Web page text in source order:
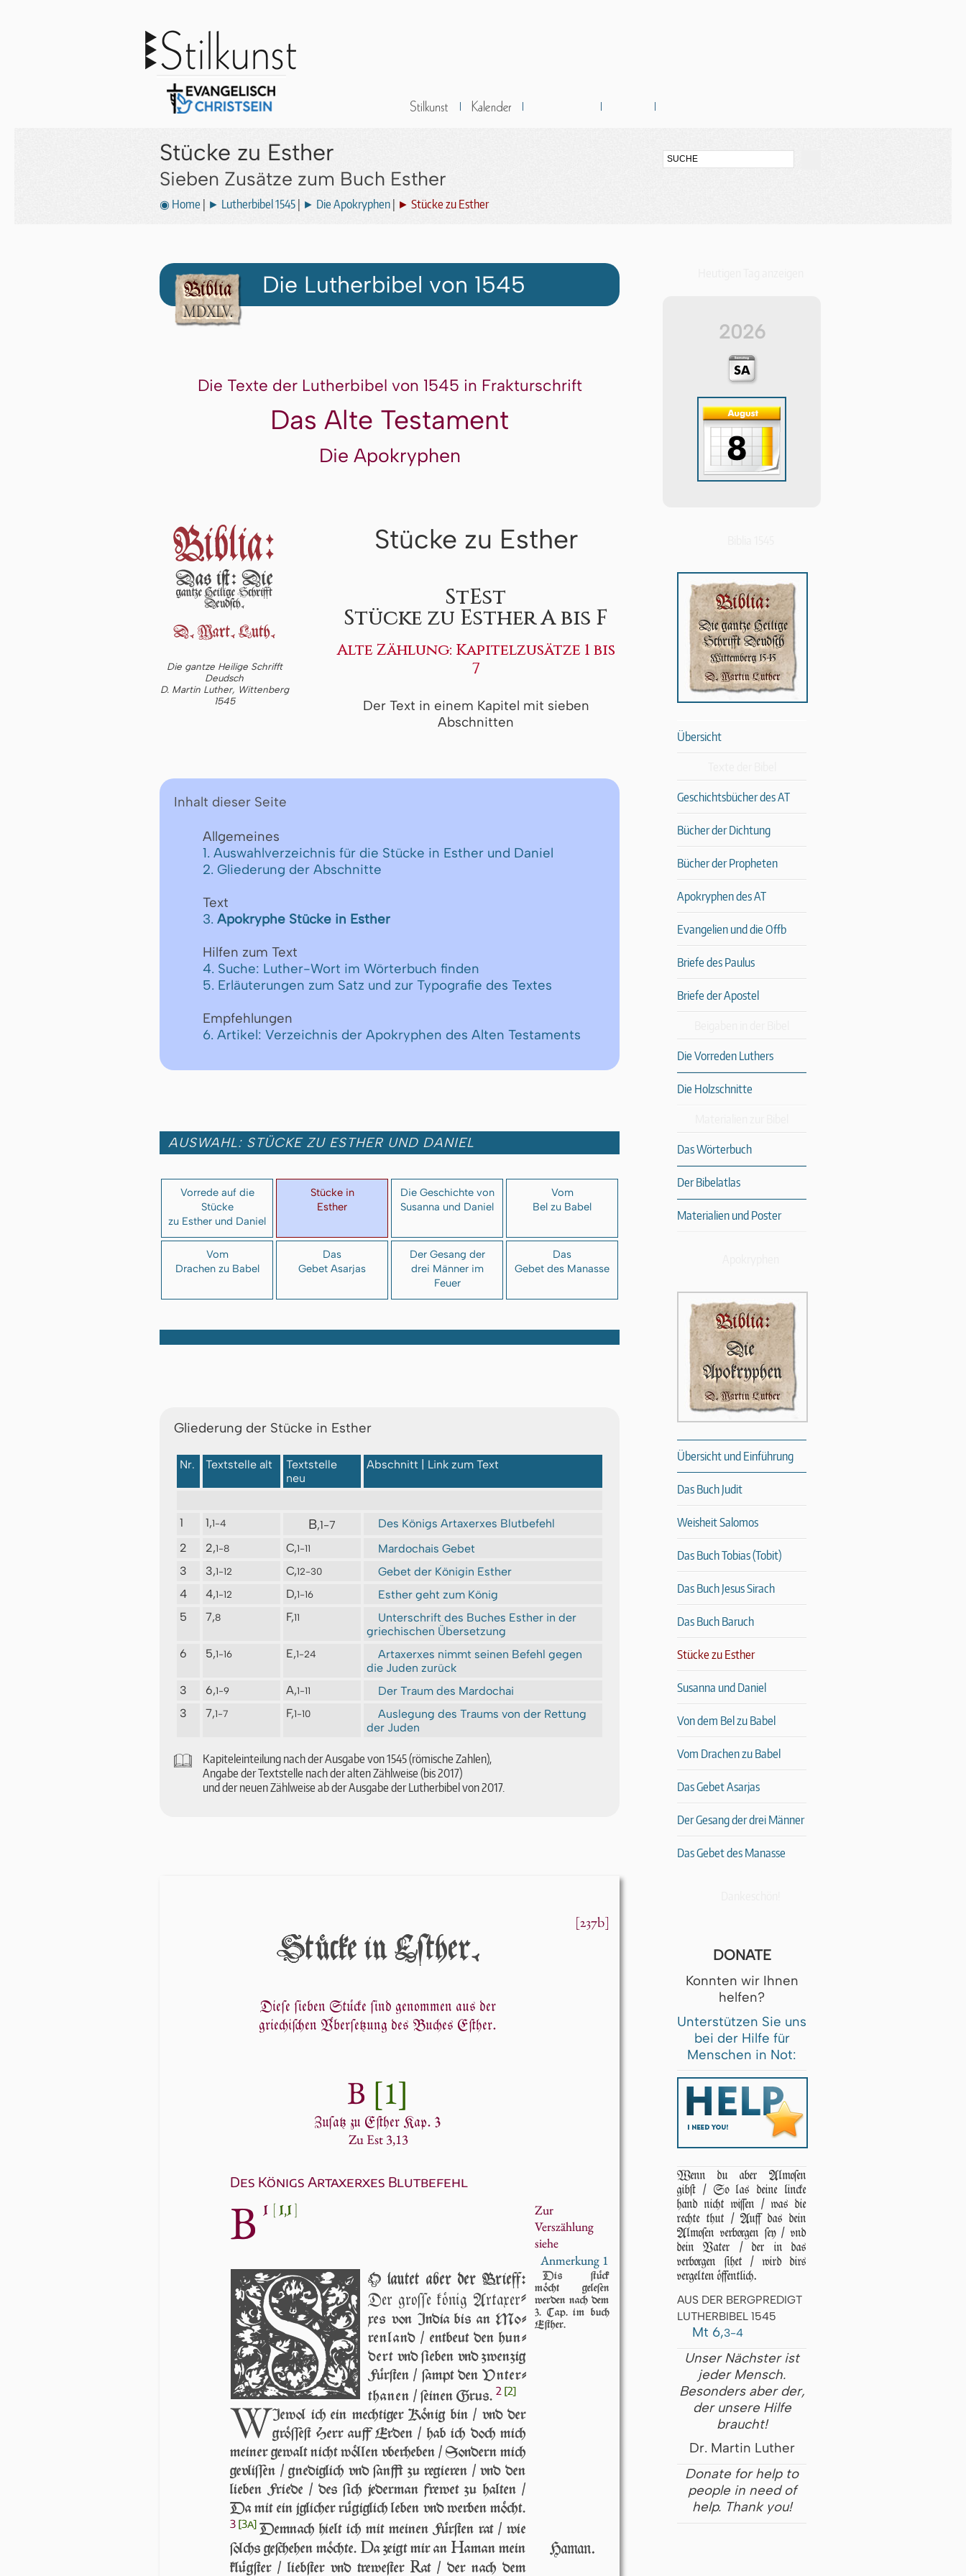
Stücke zu Esther
Sieben Zusätze zum Buch Esther
◉ Home ► Lutherbibel 1545 ► Die Apokryphen ► Stücke zu Esther
Die Lutherbibel von 1545
Die Texte der Lutherbibel von 1545 in Frakturschrift
Das Alte Testament
Die Apokryphen
Die gantze Heilige Schrifft
Deudsch
D. Martin Luther, Wittenberg
1545
Stücke zu Esther
StEst
Stücke zu Esther A bis F
Alte Zählung: Kapitelzusätze 1 bis
7
Der Text in einem Kapitel mit sieben
Abschnitten
Inhalt dieser Seite
Allgemeines
1. Auswahlverzeichnis für die Stücke in Esther und Daniel
2. Gliederung der Abschnitte
Text
3. Apokryphe Stücke in Esther
Hilfen zum Text
4. Suche: Luther-Wort im Wörterbuch finden
5. Erläuterungen zum Satz und zur Typografie des Textes
Empfehlungen
6. Artikel: Verzeichnis der Apokryphen des Alten Testaments
AUSWAHL: STÜCKE ZU ESTHER UND DANIEL
Vorrede auf die
Stücke
zu Esther und Daniel
Stücke in
Esther
Die Geschichte von
Susanna und Daniel
Vom
Bel zu Babel
Vom
Drachen zu Babel
Das
Gebet Asarjas
Der Gesang der
drei Männer im
Feuer
Das
Gebet des Manasse
Gliederung der Stücke in Esther
Nr. Textstelle alt
Textstelle
neu
Abschnitt | Link zum Text
1 1,1-4 B,1-7
Des Königs Artaxerxes Blutbefehl
2
2,1-8 C,1-11
Mardochais Gebet
3
3,1-12 C,12-30
Gebet der Königin Esther
4
4,1-12 D,1-16
Esther geht zum König
5
7,8 F,11
Unterschrift des Buches Esther in der
griechischen Übersetzung
6
5,1-16 E,1-24
Artaxerxes nimmt seinen Befehl gegen
die Juden zurück
3
6,1-9 A,1-11
Der Traum des Mardochai
3
7,1-7 F,1-10
Auslegung des Traums von der Rettung
der Juden
🕮
Ka­pi­tel­ein­tei­lung nach der Aus­ga­be von 1545 (römische Zahlen),
An­ga­be der Text­stel­le nach der alten Zähl­wei­se (bis 2017)
und der neuen Zählweise ab der Ausgabe der Lutherbibel von 2017.
[237b]
Stücke in Eſther.
Dieſe ſieben Stücke ſind genommen aus der
griechiſchen Überſetzung des Buches Eſther.
B [1]
Zuſatz zu Eſther Kap. 3
Zu Est 3,13
Des Königs Artaxerxes Blutbefehl
B 1 [1,1]
Zur
Verszählung
siehe
Anmerkung 1
SO lautet aber der Brieff:
Der groſ­ſe kö­nig Ar­ta­xer­
xes von In­dia bis an Mo­
ren­land / ent­beut den hun­
dert vnd ſie­ben vnd zwen­zig
Für­ſten / ſampt den Vn­ter­
tha­nen / ſei­nen Grus. 2 [2]
Dis ſtück
möcht geleſen
wer­den nach dem
3. Cap. im buch
Eſther.
WIewol ich ein mech­ti­ger König bin / vnd der
gröſſeſt Herr auff Erden / hab ich doch mich
meiner gewalt nicht wöl­len vberheben / Son­dern mich
gevliſſen / gnediglich vnd ſanfft zu regieren / vnd den
lie­ben Friede / des ſich jederman frewet zu hal­ten /
Da mit ein jg­li­cher rügiglich leben vnd werben möcht.
3 [3a] Demnach hielt ich mit mei­nen Für­ſten rat / wie
ſolchs ge­ſche­hen möchte. Da zeigt mir an Haman mein
klügſter / liebſter vnd treweſter Rat / der nach dem
Haman.
2026
Übersicht
Geschichtsbücher des AT
Bücher der Dichtung
Bücher der Propheten
Apokryphen des AT
Evangelien und die Offb
Briefe des Paulus
Briefe der Apostel
Die Vorreden Luthers
Die Holzschnitte
Das Wörterbuch
Der Bibelatlas
Materialien und Poster
Übersicht und Einführung
Das Buch Judit
Weisheit Salomos
Das Buch Tobias (Tobit)
Das Buch Jesus Sirach
Das Buch Baruch
Stücke zu Esther
Susanna und Daniel
Von dem Bel zu Babel
Vom Drachen zu Babel
Das Gebet Asarjas
Der Gesang der drei Männer
Das Gebet des Manasse
DONATE
Konnten wir Ihnen
helfen?
Unterstützen Sie uns
bei der Hilfe für
Menschen in Not:
Wenn du aber Almoſen
gibſt / So las deine lincke
hand nicht wiſſen / was die
rechte thut / Auff das dein
Almoſen verborgen ſey / vnd
dein Vater / der in das
verborgen ſihet / wird dirs
vergelten öffentlich.
AUS DER BERGPREDIGT
LUTHERBIBEL 1545
Mt 6,3-4
Unser Nächster ist
jeder Mensch.
Besonders aber der,
der unsere Hilfe
braucht!
Dr. Martin Luther
Donate for help to
people in need of
help. Thank you!